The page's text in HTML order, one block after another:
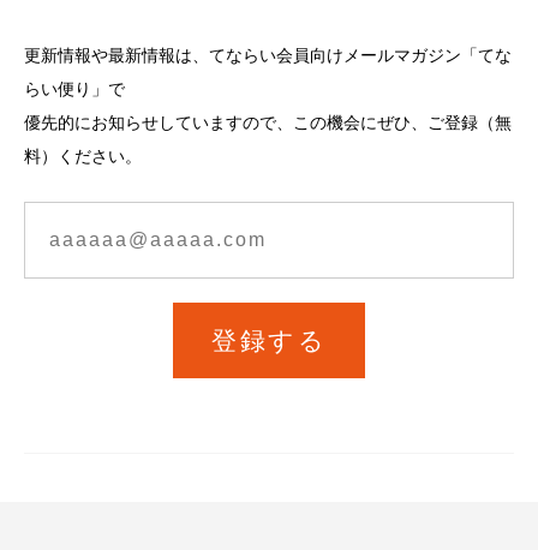
更新情報や最新情報は、てならい会員向けメールマガジン「てな
らい便り」で
優先的にお知らせしていますので、この機会にぜひ、ご登録（無
料）ください。
登録する